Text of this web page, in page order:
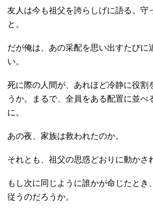
友人は今も祖父を誇らしげに語る。守
と。
だが俺は、あの采配を思い出すたびに
い。
死に際の人間が、あれほど冷静に役割
うか。まるで、全員をある配置に並べ
に。
あの夜、家族は救われたのか。
それとも、祖父の思惑どおりに動かさ
もし次に同じように誰かが命じたとき
従うのだろうか。